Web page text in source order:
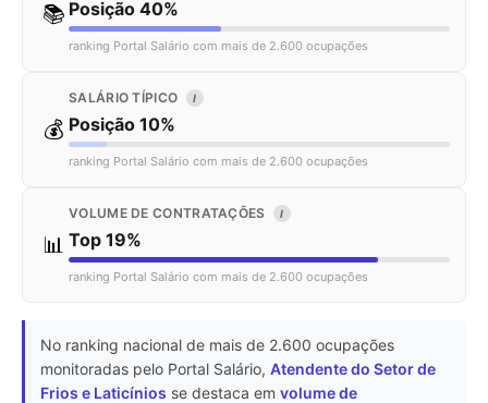
📚 Posição 40%
ranking Portal Salário com mais de 2.600 ocupações
💰
SALÁRIO TÍPICO I
Posição 10%
ranking Portal Salário com mais de 2.600 ocupações
📊
VOLUME DE CONTRATAÇÕES I
Top 19%
ranking Portal Salário com mais de 2.600 ocupações
No ranking nacional de mais de 2.600 ocupações
monitoradas pelo Portal Salário, Atendente do Setor de
Frios e Laticínios se destaca em volume de